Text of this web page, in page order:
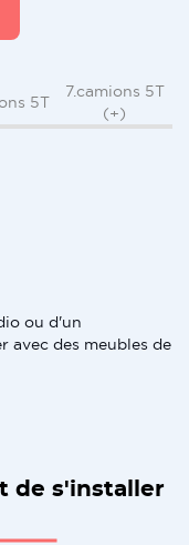
5T
7.camions 5T
(+)
ou d'un
avec des meubles de
de s'installer